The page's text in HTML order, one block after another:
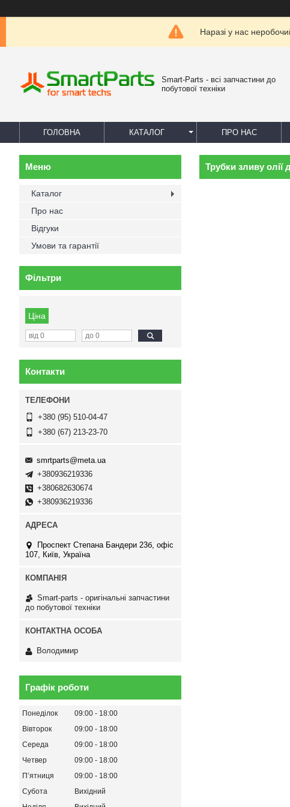
Наразі у нас
Smart-Parts - всі запчастини до
побутової техніки
ГОЛОВНА КАТАЛОГ ПРО НАС
Трубки зливу
Каталог
Про нас
Відгуки
Умови та гарантії
Фільтри
Ціна
Контакти
+380 (95) 510-04-47
+380 (67) 213-23-70
smrtparts@meta.ua
+380936219336
+380682630674
+380936219336
Проспект Степана Бандери 23б, офіс
107, Київ, Україна
Smart-parts - оригінальні запчастини
до побутової техніки
Володимир
Графік роботи
Понеділок 09:00
18:00
Вівторок
09:00
18:00
Середа
09:00
18:00
Четвер
09:00
18:00
Пʼятниця
09:00
18:00
Субота
Вихідний